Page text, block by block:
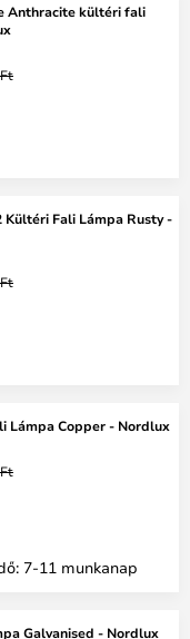
Anthracite kültéri fali
Kültéri Fali Lámpa Rusty -
Lámpa Copper - Nordlux
7-11 munkanap
Galvanised - Nordlux